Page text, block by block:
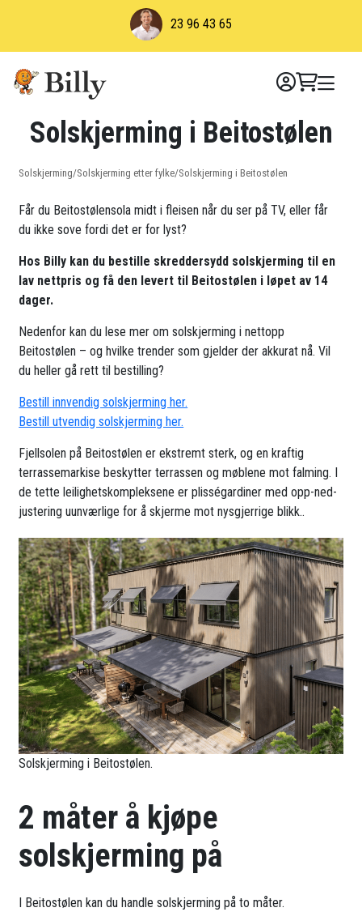
23 96 43 65
Solskjerming i Beitostølen
Solskjerming/Solskjerming etter fylke/Solskjerming i Beitostølen
Får du Beitostølensola midt i fleisen når du ser på TV, eller får
du ikke sove fordi det er for lyst?
Hos Billy kan du bestille skreddersydd solskjerming til en
lav nettpris og få den levert til Beitostølen i løpet av 14
dager.
Nedenfor kan du lese mer om solskjerming i nettopp
Beitostølen – og hvilke trender som gjelder der akkurat nå. Vil
du heller gå rett til bestilling?
Bestill innvendig solskjerming her.
Bestill utvendig solskjerming her.
Fjellsolen på Beitostølen er ekstremt sterk, og en kraftig
terrassemarkise beskytter terrassen og møblene mot falming. I
de tette leilighetskompleksene er plisségardiner med opp-ned-
justering uunværlige for å skjerme mot nysgjerrige blikk..
Solskjerming i Beitostølen.
2 måter å kjøpe
solskjerming på
I Beitostølen kan du handle solskjerming på to måter.